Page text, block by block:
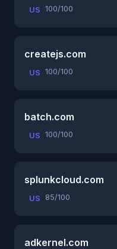
US 100/100
createjs.com
US 100/100
batch.com
US 100/100
splunkcloud.com
US 85/100
adkernel.com